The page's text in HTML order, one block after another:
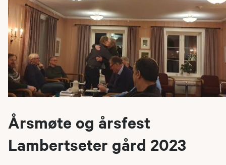
Årsmøte og årsfest
Lambertseter gård 2023